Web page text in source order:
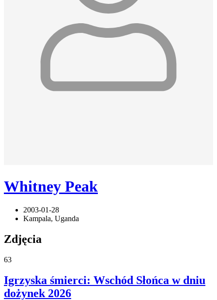
Whitney Peak
2003-01-28
Kampala, Uganda
Zdjęcia
63
Igrzyska śmierci: Wschód Słońca w dniu
dożynek 2026